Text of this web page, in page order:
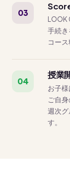
03
LOOK
手続き
コー
04
授業
お子
ご自
週次
す。